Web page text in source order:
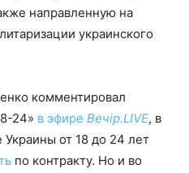
направленную на
украинского
комментировал
24» в эфире Вечір.LIVE, в
Украины от 18 до 24 лет
по контракту. Но и во